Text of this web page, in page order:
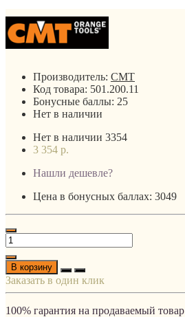
Производитель: CMT
Код товара: 501.200.11
Бонусные баллы: 25
Нет в наличии
Нет в наличии 3354
3 354 р.
Нашли дешевле?
Цена в бонусных баллах: 3049
В корзину
Заказать в один клик
100% гарантия на продаваемый товар